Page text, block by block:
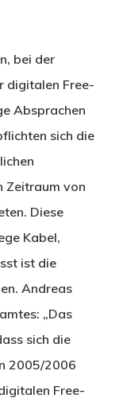
bei der
digitalen Free-
Absprachen
sich die
Zeitraum von
Diese
Kabel,
ist die
Andreas
„Das
sich die
2005/2006
Free-